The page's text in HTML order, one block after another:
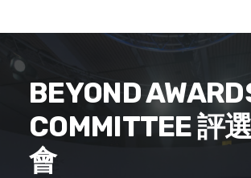
BEYOND
COMMITTEE 評
會